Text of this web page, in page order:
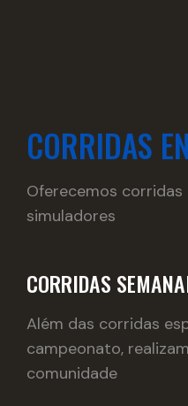
CORRIDAS
Oferecemos corridas
simuladores
CORRIDAS
Além das corridas
campeonato,
comunidade